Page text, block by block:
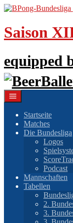
Springe
Inhalt
Saison
equipped
Startseite
Matches
Die Bundesliga
Logos
Podcast
Mannschaften
Tabellen
2.
3.